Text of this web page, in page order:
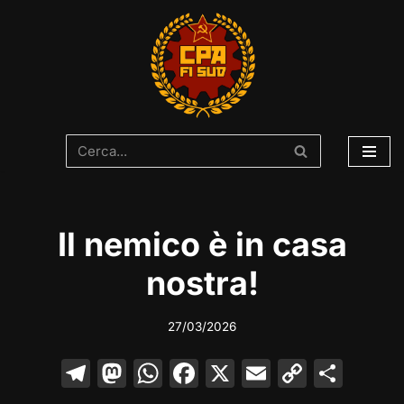
Il nemico è in casa
nostra!
27/03/2026
T M W F X E C